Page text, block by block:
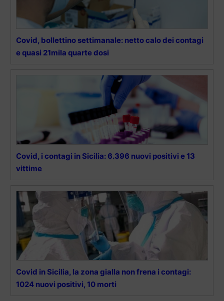
Covid, bollettino settimanale: netto calo dei contagi
e quasi 21mila quarte dosi
Covid, i contagi in Sicilia: 6.396 nuovi positivi e 13
vittime
Covid in Sicilia, la zona gialla non frena i contagi:
1024 nuovi positivi, 10 morti